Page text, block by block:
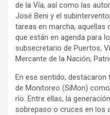
de la Vía, así como las
José Beni y el
tareas en marcha, aquellas
que están en agenda para
subsecretario de Puertos,
Mercante de la Nación,
En ese sentido,
de Monitoreo (SiMon)
río. Entre ellas, la
sobrepaso o cruces en los